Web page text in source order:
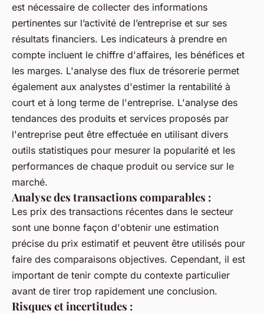
est nécessaire de collecter des informations
pertinentes sur l’activité de l’entreprise et sur ses
résultats financiers. Les indicateurs à prendre en
compte incluent le chiffre d'affaires, les bénéfices et
les marges. L'analyse des flux de trésorerie permet
également aux analystes d'estimer la rentabilité à
court et à long terme de l'entreprise. L'analyse des
tendances des produits et services proposés par
l'entreprise peut être effectuée en utilisant divers
outils statistiques pour mesurer la popularité et les
performances de chaque produit ou service sur le
marché.
Analyse des transactions comparables :
Les prix des transactions récentes dans le secteur
sont une bonne façon d'obtenir une estimation
précise du prix estimatif et peuvent être utilisés pour
faire des comparaisons objectives. Cependant, il est
important de tenir compte du contexte particulier
avant de tirer trop rapidement une conclusion.
Risques et incertitudes :